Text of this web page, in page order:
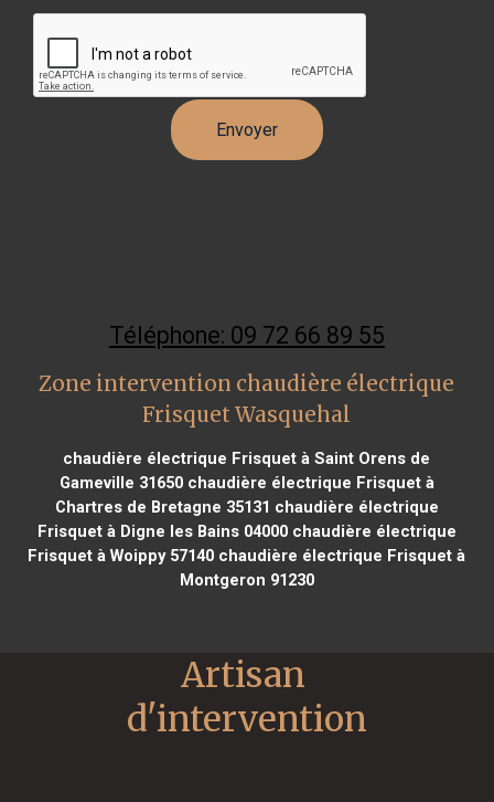
Téléphone: 09 72 66 89 55
Zone intervention chaudière électrique
Frisquet Wasquehal
chaudière électrique Frisquet à Saint Orens de
Gameville 31650chaudière électrique Frisquet à
Chartres de Bretagne 35131 chaudière électrique
Frisquet à Digne les Bains 04000chaudière électrique
Frisquet à Woippy 57140 chaudière électrique Frisquet à
Montgeron 91230
Artisan
d'intervention